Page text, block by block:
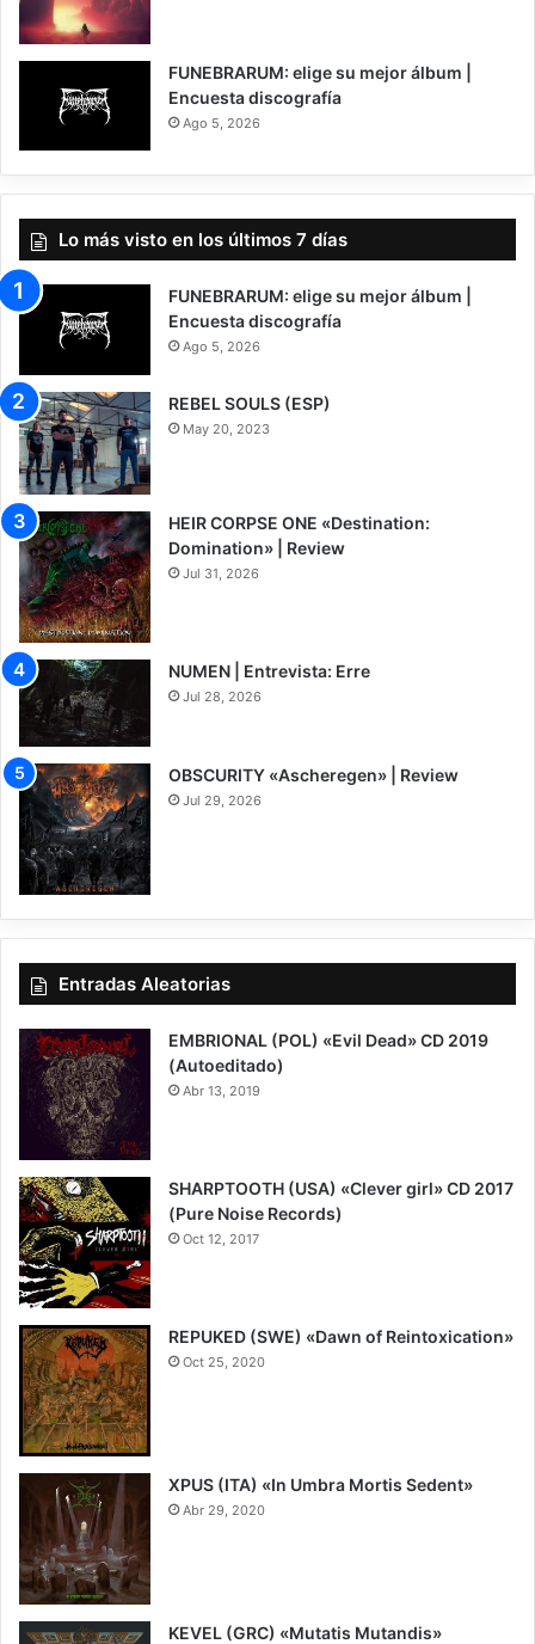
7
FUNEBRARUM: elige su mejor álbum |
Encuesta discografía
Ago 5, 2026
Lo más visto en los últimos 7 días
FUNEBRARUM: elige su mejor álbum |
Encuesta discografía
Ago 5, 2026
REBEL SOULS (ESP)
May 20, 2023
8
HEIR CORPSE ONE «Destination:
Domination» | Review
Jul 31, 2026
NUMEN | Entrevista: Erre
Jul 28, 2026
7.5
OBSCURITY «Ascheregen» | Review
Jul 29, 2026
Entradas Aleatorias
EMBRIONAL (POL) «Evil Dead» CD 2019
(Autoeditado)
Abr 13, 2019
8
SHARPTOOTH (USA) «Clever girl» CD 2017
(Pure Noise Records)
Oct 12, 2017
7
REPUKED (SWE) «Dawn of Reintoxication»
Oct 25, 2020
9
XPUS (ITA) «In Umbra Mortis Sedent»
Abr 29, 2020
KEVEL (GRC) «Mutatis Mutandis»